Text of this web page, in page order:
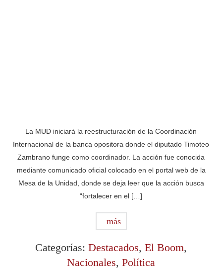
La MUD iniciará la reestructuración de la Coordinación
Internacional de la banca opositora donde el diputado Timoteo
Zambrano funge como coordinador. La acción fue conocida
mediante comunicado oficial colocado en el portal web de la
Mesa de la Unidad, donde se deja leer que la acción busca
“fortalecer en el […]
más
Categorías: Destacados, El Boom,
Nacionales, Política